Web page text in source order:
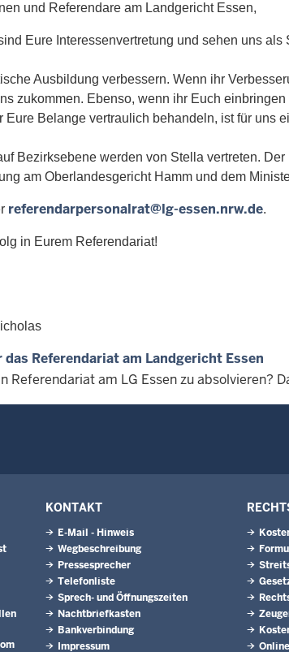
und Referendare am Landgericht Essen,
Eure Interessenvertretung und sehen uns als
Ausbildung verbessern. Wenn ihr
zukommen. Ebenso, wenn ihr Euch einbringen
Eure Belange vertraulich behandeln, ist für uns
Bezirksebene werden von Stella vertreten.
am Oberlandesgericht Hamm und dem
referendarpersonalrat@lg-essen.nrw.de.
in Eurem Referendariat!
das Referendariat am Landgericht Essen
Referendariat am LG Essen zu absolvieren?
KONTAKT
E-Mail - Hinweis
Wegbeschreibung
Pressesprecher
Telefonliste
Sprech- und Öffnungszeiten
Nachtbriefkasten
Bankverbindung
Impressum